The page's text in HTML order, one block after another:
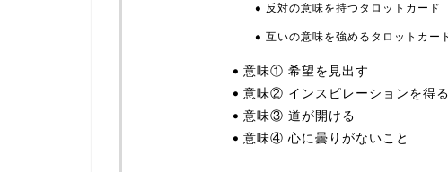
反対の意味を持つタロットカード
互いの意味を強めるタロットカー
意味① 希望を見出す
意味② インスピレーションを得る
意味③ 道が開ける
意味④ 心に曇りがないこと